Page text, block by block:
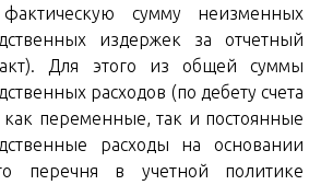
сумму неизменных
издержек за отчетный
Для этого из общей суммы
расходов (по дебету счета
переменные, так и постоянные
расходы на основании
перечня в учетной политике